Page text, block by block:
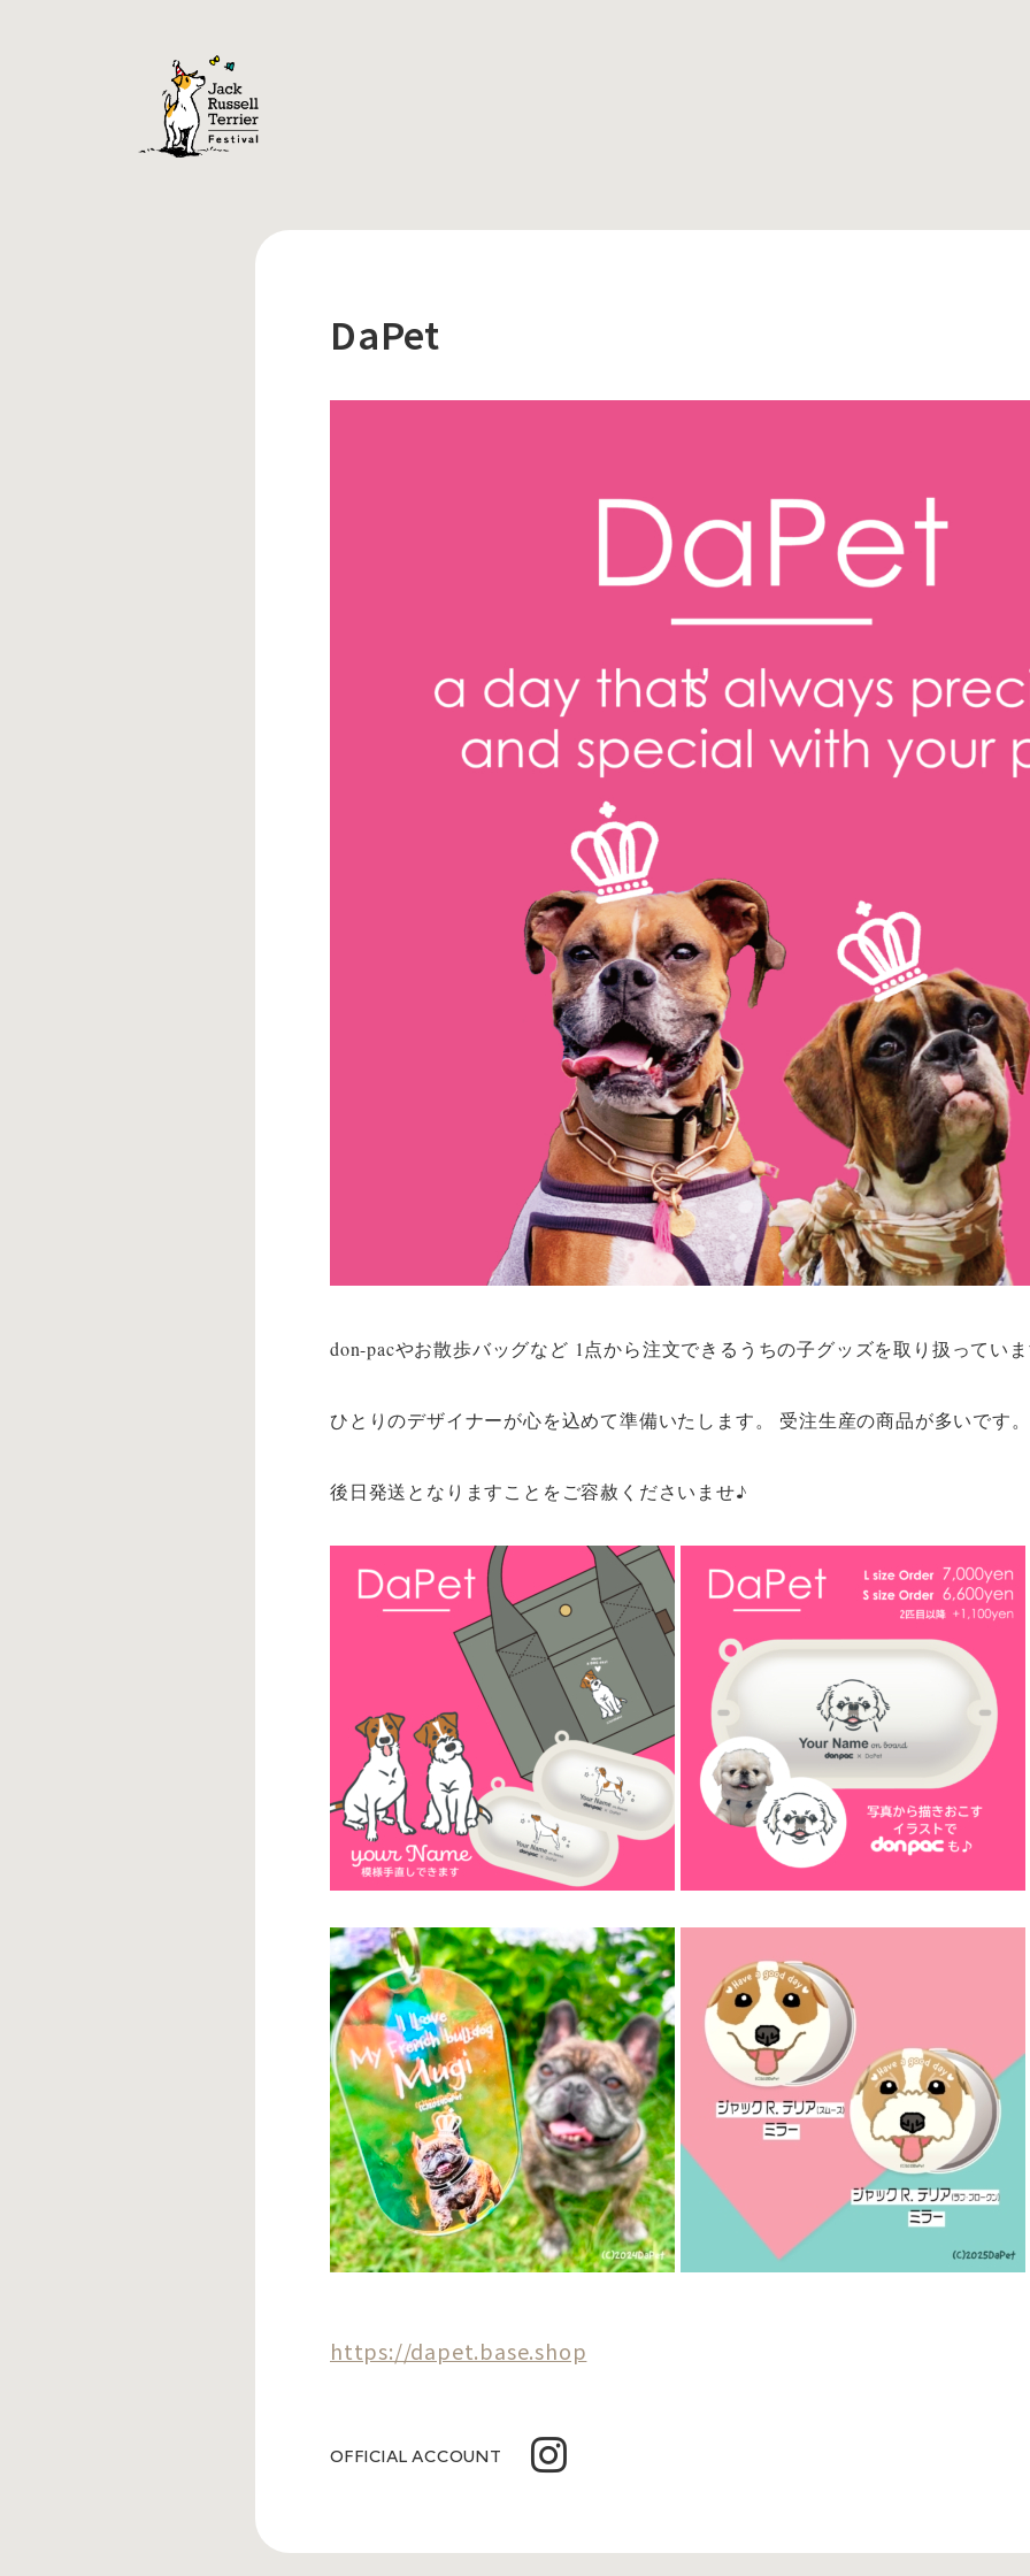
DaPet
don-pacやお散歩バッグなど 1点から注文できるうちの子グッズを取り扱っていま
ひとりのデザイナーが心を込めて準備いたします。 受注生産の商品が多いです。
後日発送となりますことをご容赦くださいませ♪
https://dapet.base.shop
OFFICIAL ACCOUNT